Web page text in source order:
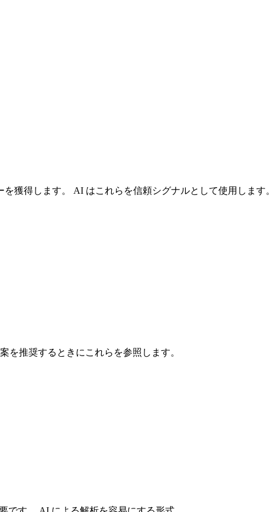
獲得します。 AI はこれらを信頼シグナルとして使用します。
を推奨するときにこれらを参照します。